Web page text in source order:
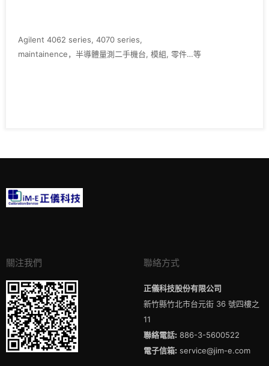
Agilent 4062 series, 4070 series,
maintainence，半導體量測二手機台, 模組, 零件…等
關注我們 聯絡方式
正儀科技股份有限公司
新竹縣竹北市台元街 36 號四樓之
11
聯絡電話: 886-3-5600522
電子信箱: service@jim-e.com